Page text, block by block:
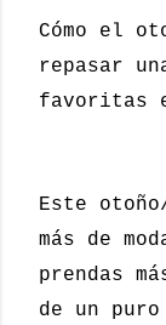
Cómo el
repasar
favoritas
Este
más de
prendas
de un